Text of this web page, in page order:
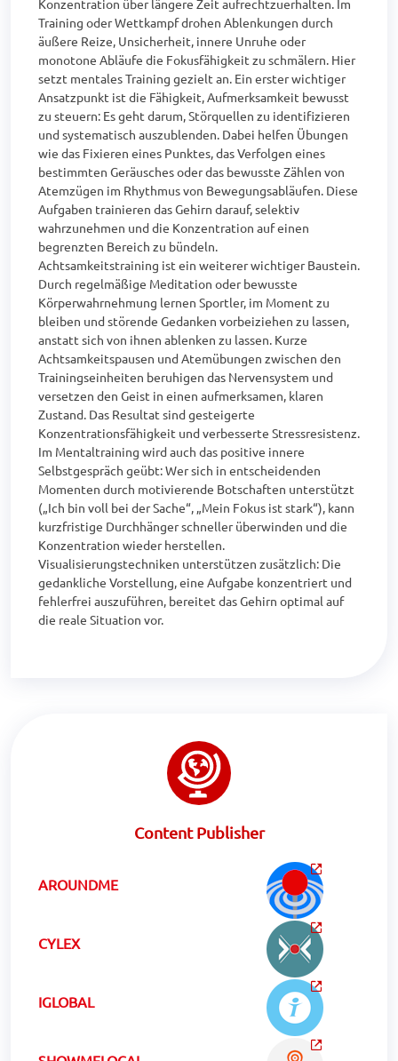
Konzentration über längere Zeit aufrechtzuerhalten. Im
Training oder Wettkampf drohen Ablenkungen durch
äußere Reize, Unsicherheit, innere Unruhe oder
monotone Abläufe die Fokusfähigkeit zu schmälern. Hier
setzt mentales Training gezielt an. Ein erster wichtiger
Ansatzpunkt ist die Fähigkeit, Aufmerksamkeit bewusst
zu steuern: Es geht darum, Störquellen zu identifizieren
und systematisch auszublenden. Dabei helfen Übungen
wie das Fixieren eines Punktes, das Verfolgen eines
bestimmten Geräusches oder das bewusste Zählen von
Atemzügen im Rhythmus von Bewegungsabläufen. Diese
Aufgaben trainieren das Gehirn darauf, selektiv
wahrzunehmen und die Konzentration auf einen
begrenzten Bereich zu bündeln.
Achtsamkeitstraining ist ein weiterer wichtiger Baustein.
Durch regelmäßige Meditation oder bewusste
Körperwahrnehmung lernen Sportler, im Moment zu
bleiben und störende Gedanken vorbeiziehen zu lassen,
anstatt sich von ihnen ablenken zu lassen. Kurze
Achtsamkeitspausen und Atemübungen zwischen den
Trainingseinheiten beruhigen das Nervensystem und
versetzen den Geist in einen aufmerksamen, klaren
Zustand. Das Resultat sind gesteigerte
Konzentrationsfähigkeit und verbesserte Stressresistenz.
Im Mentaltraining wird auch das positive innere
Selbstgespräch geübt: Wer sich in entscheidenden
Momenten durch motivierende Botschaften unterstützt
(„Ich bin voll bei der Sache“, „Mein Fokus ist stark“), kann
kurzfristige Durchhänger schneller überwinden und die
Konzentration wieder herstellen.
Visualisierungstechniken unterstützen zusätzlich: Die
gedankliche Vorstellung, eine Aufgabe konzentriert und
fehlerfrei auszuführen, bereitet das Gehirn optimal auf
die reale Situation vor.
Content Publisher
AROUNDME
CYLEX
IGLOBAL